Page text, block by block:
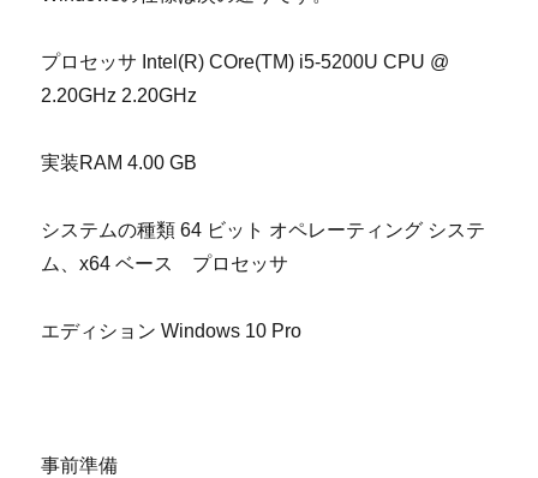
プロセッサ Intel(R) COre(TM) i5-5200U CPU @
2.20GHz 2.20GHz
実装RAM 4.00 GB
システムの種類 64 ビット オペレーティング システ
ム、x64ベース プロセッサ
エディション Windows 10 Pro
事前準備